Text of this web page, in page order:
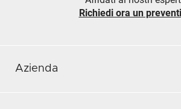
Richiedi ora un
Azienda